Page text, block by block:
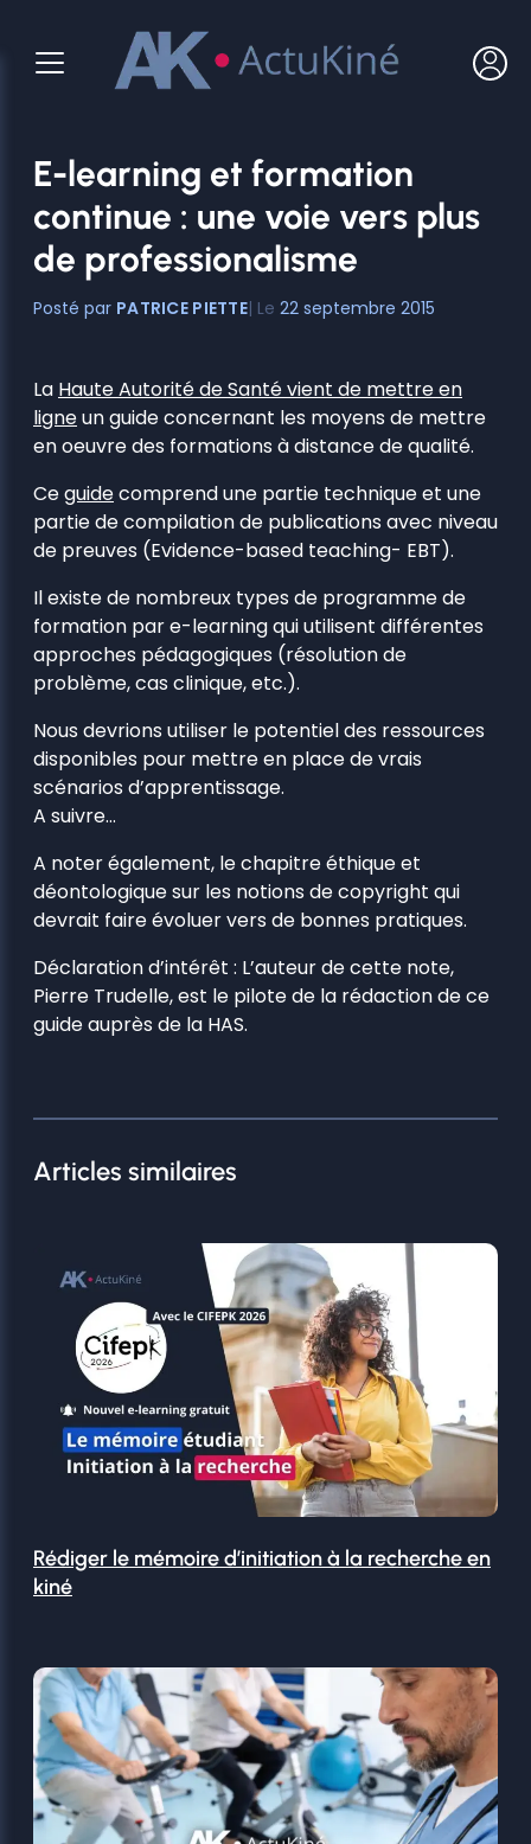
contenu
E-learning et formation
continue : une voie vers plus
de professionalisme
PATRICE PIETTE 22 septembre 2015
La Haute Autorité de Santé vient de mettre en
ligneun guide concernant les moyens de mettre
en oeuvre des formations à distance de qualité.
Ceguidecomprend une partie technique et une
partie de compilation de publications avec niveau
de preuves (Evidence-based teaching- EBT).
Il existe de nombreux types de programme de
formation par e-learning qui utilisent différentes
approches pédagogiques (résolution de
problème, cas clinique, etc.).
Nous devrions utiliser le potentiel des ressources
disponibles pour mettre en place de vrais
scénarios d’apprentissage.
A suivre…
A noter également, le chapitre éthique et
déontologique sur les notions de copyright qui
devrait faire évoluer vers de bonnes pratiques.
Déclaration d’intérêt : L’auteur de cette note,
Pierre Trudelle, est le pilote de la rédaction de ce
guide auprès de la HAS.
Articles similaires
Rédiger le mémoire d’initiation à la recherche en
kiné